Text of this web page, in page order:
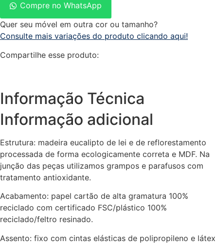
Compre no WhatsApp
Quer seu móvel em outra cor ou tamanho?
Consulte mais variações do produto clicando aqui!
Compartilhe esse produto:
Informação Técnica
Informação adicional
Estrutura: madeira eucalipto de lei e de reflorestamento
processada de forma ecologicamente correta e MDF. Na
junção das peças utilizamos grampos e parafusos com
tratamento antioxidante.
Acabamento: papel cartão de alta gramatura 100%
reciclado com certificado FSC/plástico 100%
reciclado/feltro resinado.
Assento: fixo com cintas elásticas de polipropileno e látex